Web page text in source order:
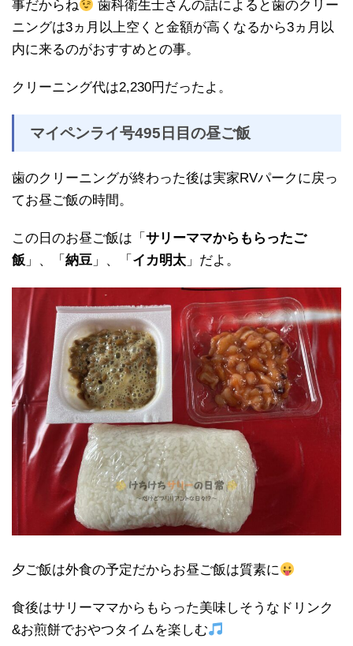
事だからね
歯科衛生士さんの話によると歯のクリー
ニングは3ヵ月以上空くと金額が高くなるから3ヵ月以
内に来るのがおすすめとの事。
クリーニング代は2,230円だったよ。
マイペンライ号495日目の昼ご飯
歯のクリーニングが終わった後は実家RVパークに戻っ
てお昼ご飯の時間。
この日のお昼ご飯は「 サリーママからもらったご
飯 」、「 納豆 」、「 イカ明太 」だよ。
夕ご飯は外食の予定だからお昼ご飯は質素に
食後はサリーママからもらった美味しそうなドリンク
&お煎餅でおやつタイムを楽しむ